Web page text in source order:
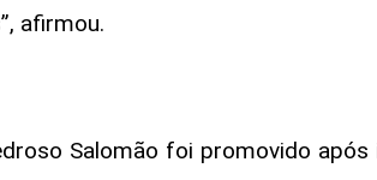
afirmou.
Salomão foi promovido